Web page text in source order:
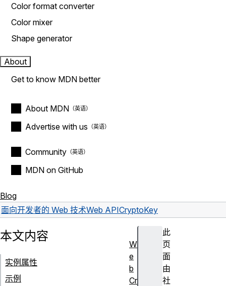
Color format converter
Color mixer
Shape generator
About
Get to know MDN better
About MDN
Advertise with us
Community
MDN on GitHub
Blog
面向开发者的 Web 技术Web APICryptoKey
此
页
面
由
社
本文内容
实例属性
示例
W
e
b
Cr